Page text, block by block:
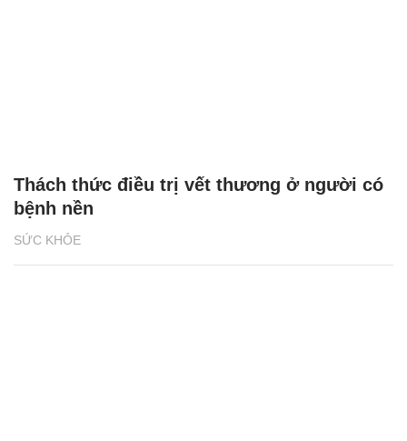
SỨC KHỎE
Thách thức điều trị vết thương ở người có
bệnh nền